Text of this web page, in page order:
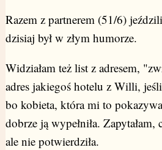
Razem z partnerem (51/6)
dzisiaj był w złym humorze.
Widziałam też list z adresem,
adres jakiegoś hotelu z Willi,
bo kobieta, która mi to
dobrze ją wypełniła.
ale nie potwierdziła.